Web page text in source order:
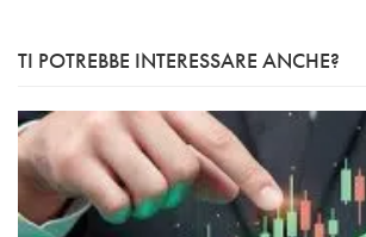
TI POTREBBE INTERESSARE ANCHE?